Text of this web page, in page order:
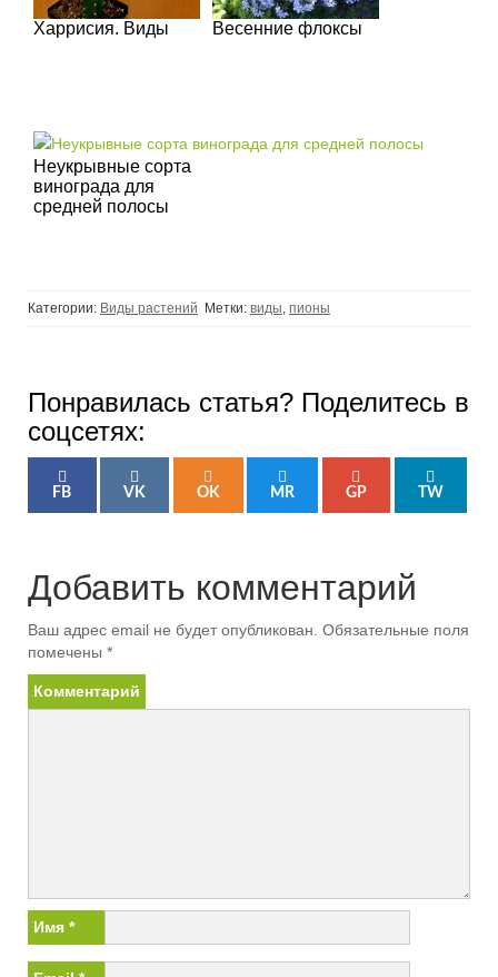
Харрисия. Виды Весенние флоксы
Неукрывные сорта
винограда для
средней полосы
Категории: Виды растений Метки: виды пионы
Понравилась статья? Поделитесь в
соцсетях:
FB VK OK MR GP TW
Добавить комментарий
Ваш адрес email не будет опубликован. Обязательные поля
помечены *
Комментарий
Имя *